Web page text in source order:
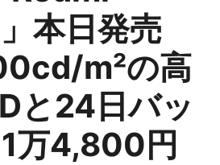
本日発売
m²の高
と24日バッ
万4,800円